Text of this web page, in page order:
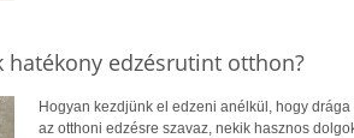
hatékony edzésrutint otthon?
Hogyan kezdjünk el edzeni anélkül, hogy
az otthoni edzésre szavaz, nekik hasznos